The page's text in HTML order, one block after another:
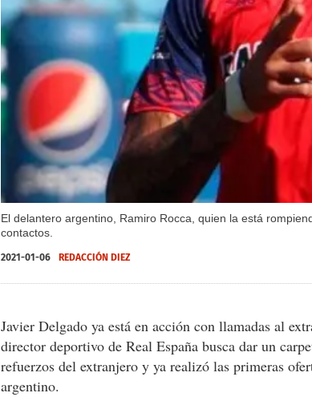
El delantero argentino, Ramiro Rocca, quien la está
contactos.
2021-01-06 REDACCIÓN DIEZ
Javier Delgado ya está en acción con llamadas al
director deportivo de Real España busca dar un
refuerzos del extranjero y ya realizó las primeras
argentino.